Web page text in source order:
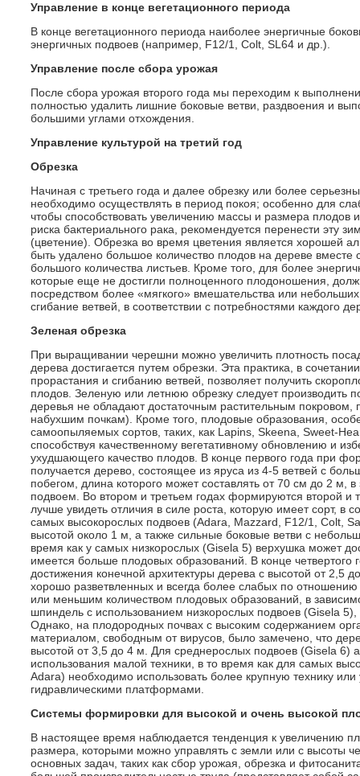
Управление в конце вегетационного периода
В конце вегетационного периода наиболее энергичные
энергичных подвоев (например, F12/1, Colt, SL64 и др.).
Управление после сбора урожая
После сбора урожая второго года мы переходим к
полностью удалить лишние боковые ветви, раздвоения и
большими углами отхождения.
Управление культурой на третий год
Обрезка
Начиная с третьего года и далее обрезку или более
необходимо осуществлять в период покоя; особенно для
чтобы способствовать увеличению массы и размера плодов
риска бактериального рака, рекомендуется перенести эту
(цветение). Обрезка во время цветения является хорошей
быть удалено большое количество плодов на дереве вместе
большого количества листьев. Кроме того, для более
которые еще не достигли полноценного плодоношения,
посредством более «мягкого» вмешательства или
сгибание ветвей, в соответствии с потребностями каждого
Зеленая обрезка
При выращивании черешни можно увеличить плотность
дерева достигается путем обрезки. Эта практика, в
прорастания и сгибанию ветвей, позволяет получить
плодов. Зеленую или летнюю обрезку следует производить
деревья не обладают достаточным растительным покровом,
набухшим почкам). Кроме того, плодовые образования,
самоопыляемых сортов, таких, как Lapins, Skeena, Sweet-
способствуя качественному вегетативному обновлению и
ухудшающего качество плодов. В конце первого года при
получается дерево, состоящее из яруса из 4-5 ветвей с
побегом, длина которого может составлять от 70 см до 2 м,
подвоем. Во втором и третьем годах формируются второй и
лучше увидеть отличия в силе роста, которую имеет сорт, в
самых высокорослых подвоев (Adara, Mazzard, F12/1, Colt,
высотой около 1 м, а также сильные боковые ветви с
время как у самых низкорослых (Gisela 5) верхушка может
имеется больше плодовых образований. В конце четвертого
достижения конечной архитектуры дерева с высотой от 2,5
хорошо разветвленных и всегда более слабых по
или меньшим количеством плодовых образований, в
шпиндель с использованием низкорослых подвоев (Gisela
Однако, на плодородных почвах с высоким содержанием
материалом, свободным от вирусов, было замечено, что
высотой от 3,5 до 4 м. Для среднерослых подвоев (Gisela 6)
использования малой техники, в то время как для самых
Adara) необходимо использовать более крупную технику
гидравлическими платформами.
Системы формировки для высокой и очень высокой
В настоящее время наблюдается тенденция к увеличению
размера, которыми можно управлять с земли или с высоты
основных задач, таких как сбор урожая, обрезка и